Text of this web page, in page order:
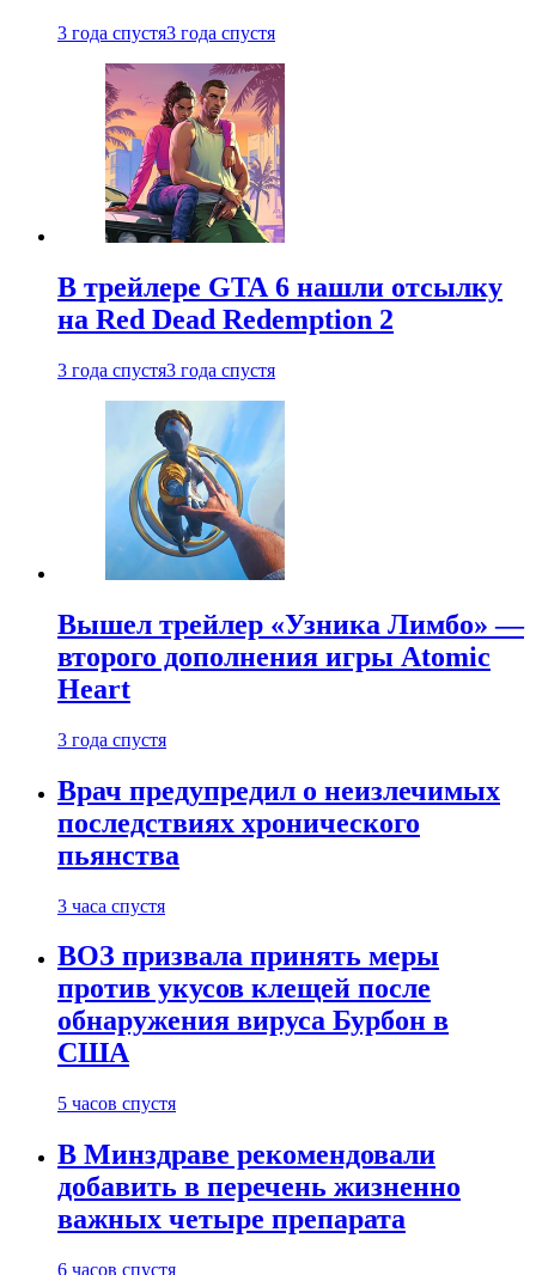
3 года спустя3 года спустя
В трейлере GTA 6 нашли отсылку
на Red Dead Redemption 2
3 года спустя3 года спустя
Вышел трейлер «Узника Лимбо» —
второго дополнения игры Atomic
Heart
3 года спустя
Врач предупредил о неизлечимых
последствиях хронического
пьянства
3 часа спустя
ВОЗ призвала принять меры
против укусов клещей после
обнаружения вируса Бурбон в
США
5 часов спустя
В Минздраве рекомендовали
добавить в перечень жизненно
важных четыре препарата
6 часов спустя